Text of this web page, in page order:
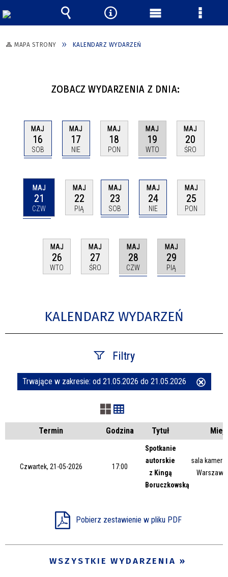
MAPA STRONY KALENDARZ WYDARZEŃ
ZOBACZ WYDARZENIA Z DNIA:
MAJ
16
SOB
MAJ
17
NIE
MAJ
18
PON
MAJ
19
WTO
MAJ
20
ŚRO
MAJ
21
CZW
MAJ
22
PIĄ
MAJ
23
SOB
MAJ
24
NIE
MAJ
25
PON
MAJ
26
WTO
MAJ
27
ŚRO
MAJ
28
CZW
MAJ
29
PIĄ
KALENDARZ WYDARZEŃ
Filtry
Szukana fraza
Kategoria
Trwające w zakresie
Trwające w zakresie: od 21.05.2026 do 21.05.2026
Termin Godzina Tytuł
Czwartek, 21-05-2026 17:00
Spotkanie
autorskie
z Kingą
Boruczkowską
sala
Pobierz zestawienie w pliku PDF
WSZYSTKIE WYDARZENIA
Wyszukiwarka
NarzędziaMenu
Menu